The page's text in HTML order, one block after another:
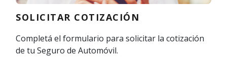
SOLICITAR COTIZACIÓN
Completá el formulario para solicitar la cotización
de tu Seguro de Automóvil.